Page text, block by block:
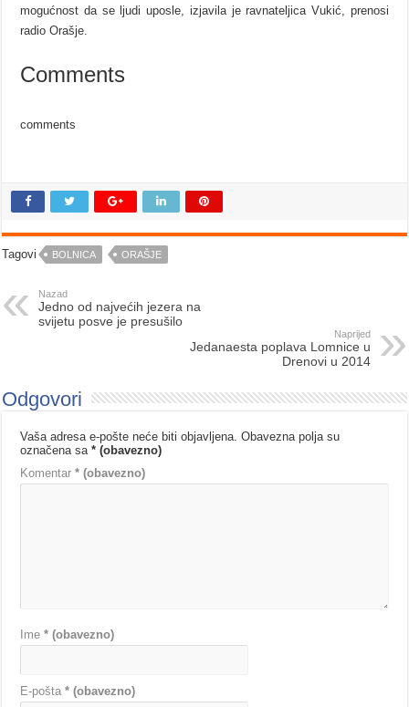
mogućnost da se ljudi uposle, izjavila je ravnateljica Vukić, prenosi
radio Orašje.
Comments
comments
Tagovi BOLNICA ORAŠJE
Nazad
Jedno od najvećih jezera na
svijetu posve je presušilo
Naprijed
Jedanaesta poplava Lomnice u
Drenovi u 2014
Odgovori
Vaša adresa e-pošte neće biti objavljena. Obavezna polja su
označena sa* (obavezno)
Komentar* (obavezno)
Ime* (obavezno)
E-pošta* (obavezno)